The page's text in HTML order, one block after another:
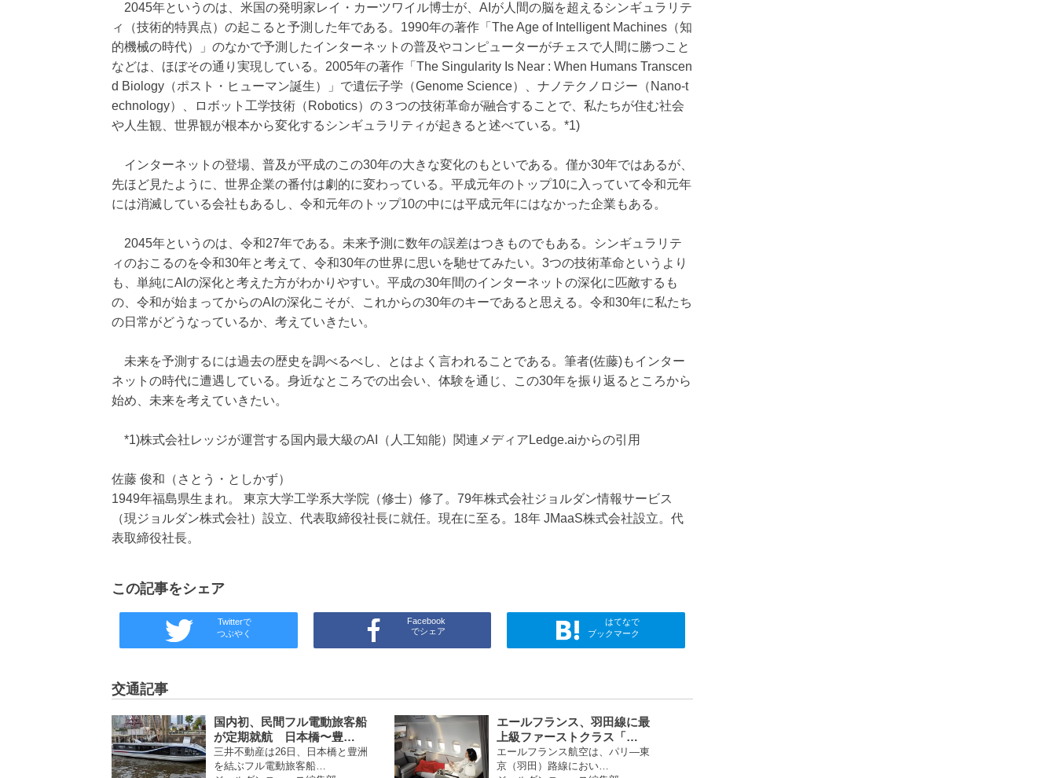
2045年というのは、米国の発明家レイ・カーツワイル博士が、AIが人間の脳を超えるシンギュラリテ
ィ（技術的特異点）の起こると予測した年である。1990年の著作「The Age of Intelligent Machines（知
的機械の時代）」のなかで予測したインターネットの普及やコンピューターがチェスで人間に勝つこと
などは、ほぼその通り実現している。2005年の著作「The Singularity Is Near : When Humans Transcen
d Biology（ポスト・ヒューマン誕生）」で遺伝子学（Genome Science）、ナノテクノロジー（Nano-t
echnology）、ロボット工学技術（Robotics）の３つの技術革命が融合することで、私たちが住む社会
や人生観、世界観が根本から変化するシンギュラリティが起きると述べている。*1)
インターネットの登場、普及が平成のこの30年の大きな変化のもといである。僅か30年ではあるが、
先ほど見たように、世界企業の番付は劇的に変わっている。平成元年のトップ10に入っていて令和元年
には消滅している会社もあるし、令和元年のトップ10の中には平成元年にはなかった企業もある。
2045年というのは、令和27年である。未来予測に数年の誤差はつきものでもある。シンギュラリテ
ィのおこるのを令和30年と考えて、令和30年の世界に思いを馳せてみたい。3つの技術革命というより
も、単純にAIの深化と考えた方がわかりやすい。平成の30年間のインターネットの深化に匹敵するも
の、令和が始まってからのAIの深化こそが、これからの30年のキーであると思える。令和30年に私たち
の日常がどうなっているか、考えていきたい。
未来を予測するには過去の歴史を調べるべし、とはよく言われることである。筆者(佐藤)もインター
ネットの時代に遭遇している。身近なところでの出会い、体験を通じ、この30年を振り返るところから
始め、未来を考えていきたい。
*1)株式会社レッジが運営する国内最大級のAI（人工知能）関連メディアLedge.aiからの引用
佐藤 俊和（さとう・としかず）
1949年福島県生まれ。 東京大学工学系大学院（修士）修了。79年株式会社ジョルダン情報サービス
（現ジョルダン株式会社）設立、代表取締役社長に就任。現在に至る。18年 JMaaS株式会社設立。代
表取締役社長。
この記事をシェア
Twitterで
つぶやく
Facebook
でシェア
はてなで
ブックマーク
交通記事
国内初、民間フル電動旅客船
が定期就航 日本橋〜豊…
三井不動産は26日、日本橋と豊洲
を結ぶフル電動旅客船…
エールフランス、羽田線に最
上級ファーストクラス「…
エールフランス航空は、パリ―東
京（羽田）路線におい…